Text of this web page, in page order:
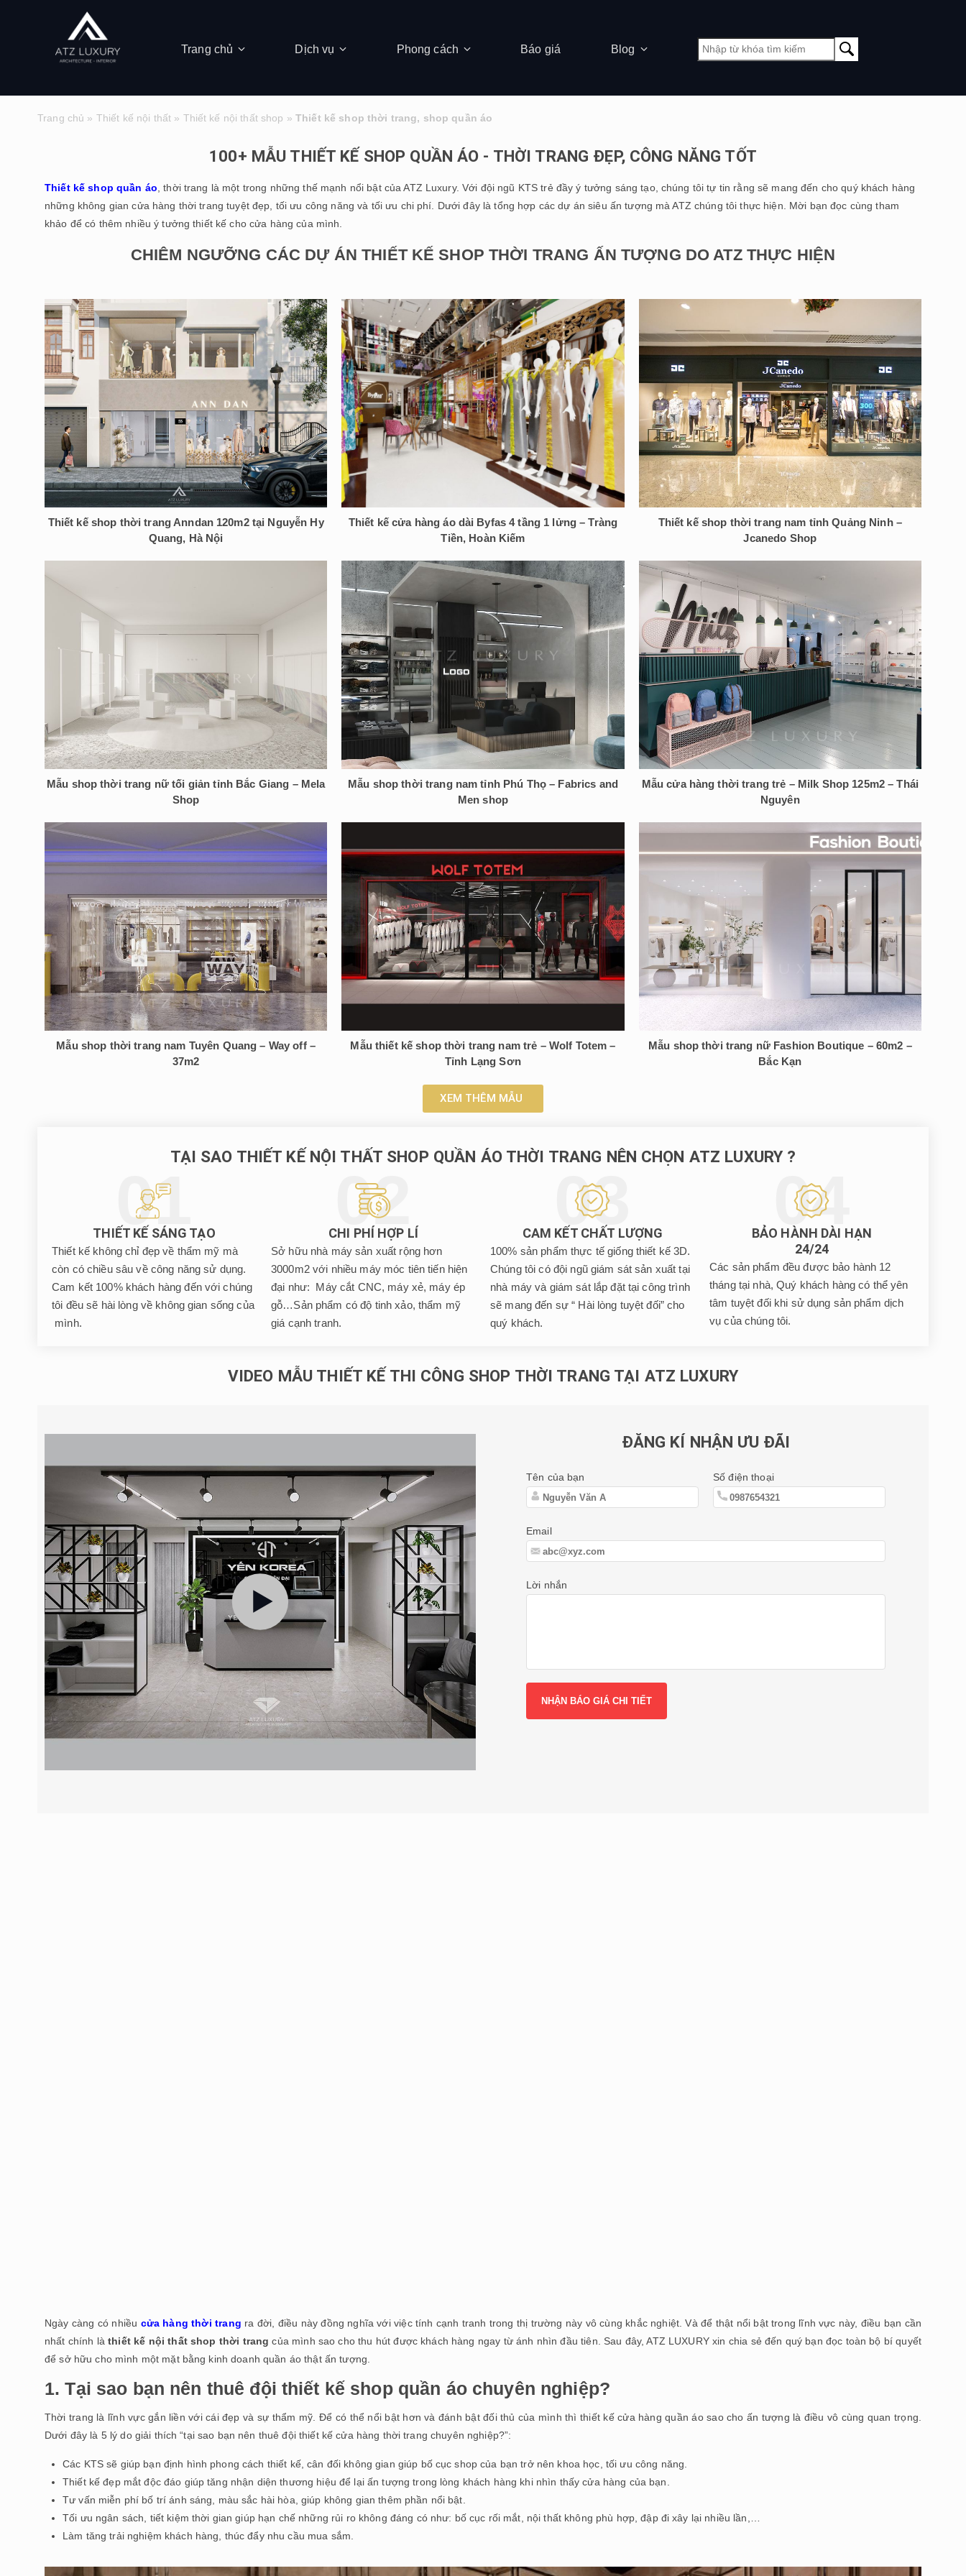
Trang chủ Dịch vụ Phong cách Báo giá Blog
Trang chủ » Thiết kế nội thất » Thiết kế nội thất shop »Thiết kế shop thời trang, shop quần áo
100+ MẪU THIẾT KẾ SHOP QUẦN ÁO - THỜI TRANG ĐẸP, CÔNG NĂNG TỐT
Thiết kế shop quần áo , thời trang là một trong những thế mạnh nổi bật của ATZ Luxury. Với đội ngũ KTS trẻ đầy ý tưởng sáng tạo, chúng tôi tự tin rằng sẽ mang đến cho quý khách hàng
những không gian cửa hàng thời trang tuyệt đẹp, tối ưu công năng và tối ưu chi phí. Dưới đây là tổng hợp các dự án siêu ấn tượng mà ATZ chúng tôi thực hiện
Mời bạn đọc cùng tham
khảo để có thêm nhiều ý tưởng thiết kế cho cửa hàng của mình.
CHIÊM NGƯỠNG CÁC DỰ ÁN THIẾT KẾ SHOP THỜI TRANG ẤN TƯỢNG DO ATZ THỰC HIỆN
Thiết kế shop thời trang Anndan 120m2 tại Nguyễn Hy
Quang, Hà Nội
Thiết kế cửa hàng áo dài Byfas 4 tầng 1 lửng – Tràng
Tiền, Hoàn Kiếm
Thiết kế shop thời trang nam tỉnh Quảng Ninh –
Jcanedo Shop
Mẫu shop thời trang nữ tối giản tỉnh Bắc Giang – Mela
Shop
Mẫu shop thời trang nam tỉnh Phú Thọ – Fabrics and
Men shop
Mẫu cửa hàng thời trang trẻ – Milk Shop 125m2 – Thái
Nguyên
Mẫu shop thời trang nam Tuyên Quang – Way off –
37m2
Mẫu thiết kế shop thời trang nam trẻ – Wolf Totem –
Tỉnh Lạng Sơn
Mẫu shop thời trang nữ Fashion Boutique – 60m2 –
Bắc Kạn
XEM THÊM MẪU
TẠI SAO THIẾT KẾ NỘI THẤT SHOP QUẦN ÁO THỜI TRANG NÊN CHỌN ATZ LUXURY ?
THIẾT KẾ SÁNG TẠO
Thiết kế không chỉ đẹp về thẩm mỹ mà
còn có chiều sâu về công năng sử dụng.
Cam kết 100% khách hàng đến với chúng
tôi đều sẽ hài lòng về không gian sống của
mình.
CHI PHÍ HỢP LÍ
Sở hữu nhà máy sản xuất rộng hơn
3000m2 với nhiều máy móc tiên tiến hiện
đại như: Máy cắt CNC, máy xẻ, máy ép
gỗ…Sản phẩm có độ tinh xảo, thẩm mỹ
giá cạnh tranh.
CAM KẾT CHẤT LƯỢNG
100% sản phẩm thực tế giống thiết kế 3D.
Chúng tôi có đội ngũ giám sát sản xuất tại
nhà máy và giám sát lắp đặt tại công trình
sẽ mang đến sự “ Hài lòng tuyệt đối” cho
quý khách.
BẢO HÀNH DÀI HẠN
24/24
Các sản phẩm đều được bảo hành 12
tháng tại nhà, Quý khách hàng có thể yên
tâm tuyệt đối khi sử dụng sản phẩm dịch
vụ của chúng tôi.
VIDEO MẪU THIẾT KẾ THI CÔNG SHOP THỜI TRANG TẠI ATZ LUXURY
ĐĂNG KÍ NHẬN ƯU ĐÃI
Tên của bạn Số điện thoại
Email
Lời nhắn
Ngày càng có nhiều cửa hàng thời trang ra đời, điều này đồng nghĩa với việc tính cạnh tranh trong thị trường này vô cùng khắc nghiệt. Và để thật nổi bật trong lĩnh vực này, điều bạn cần
nhất chính là thiết kế nội thất shop thời trang của mình sao cho thu hút được khách hàng ngay từ ánh nhìn đầu tiên. Sau đây, ATZ LUXURY xin chia sẻ đến quý bạn đọc toàn bộ bí quyết
để sở hữu cho mình một mặt bằng kinh doanh quần áo thật ấn tượng.
1. Tại sao bạn nên thuê đội thiết kế shop quần áo chuyên nghiệp?
Thời trang là lĩnh vực gắn liền với cái đẹp và sự thẩm mỹ. Để có thể nổi bật hơn và đánh bật đối thủ của mình thìthiết kế cửa hàng quần áosao cho ấn tượng là điều vô cùng quan trọng.
Dưới đây là 5 lý do giải thích “tại sao bạn nên thuê đội thiết kế cửa hàng thời trang chuyên nghiệp?”:
Các KTS sẽ giúp bạn định hình phong cách thiết kế, cân đối không gian giúp bố cục shop của bạn trở nên khoa học, tối ưu công năng.
Thiết kế đẹp mắt độc đáo giúp tăng nhận diện thương hiệu để lại ấn tượng trong lòng khách hàng khi nhìn thấy cửa hàng của bạn.
Tư vấn miễn phí bố trí ánh sáng, màu sắc hài hòa, giúp không gian thêm phần nổi bật.
Tối ưu ngân sách, tiết kiệm thời gian giúp hạn chế những rủi ro không đáng có như: bố cục rối mắt, nội thất không phù hợp, đập đi xây lại nhiều lần,…
Làm tăng trải nghiệm khách hàng, thúc đẩy nhu cầu mua sắm.